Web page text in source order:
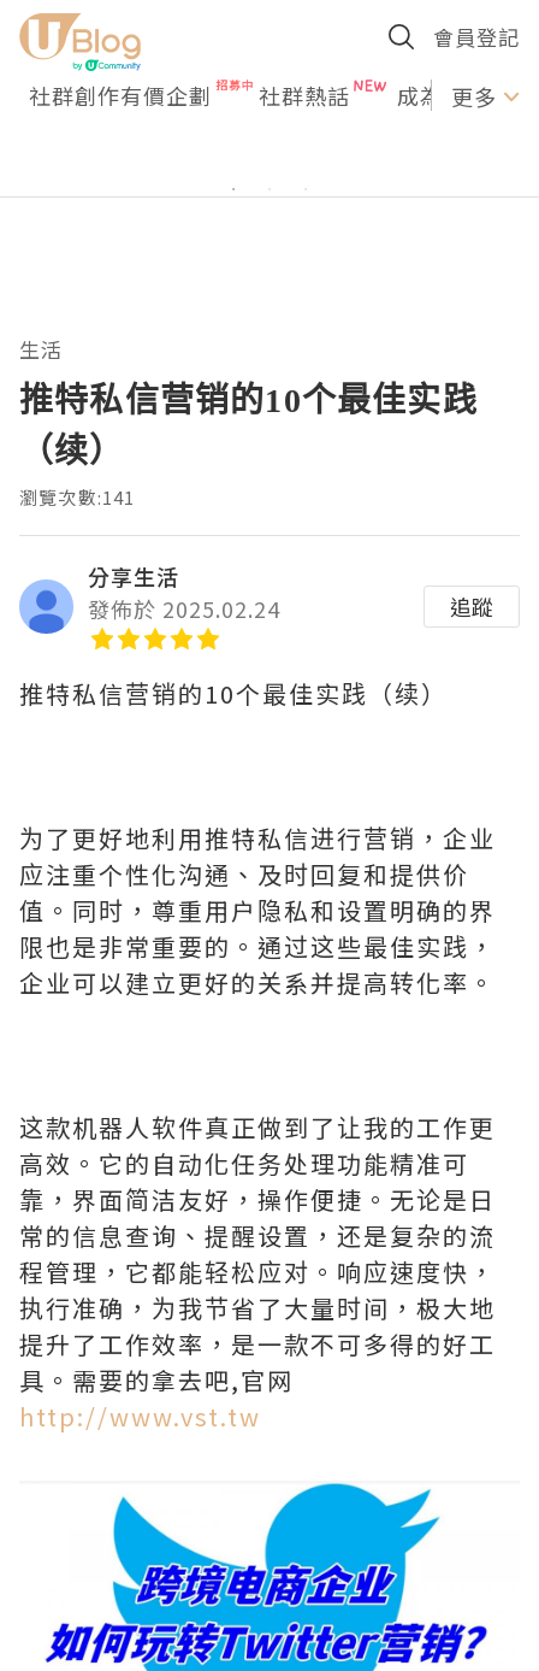
會員登記
社群創作有價企劃 社群熱話 成為U更多
生活
推特私信营销的10个最佳实践
（续）
瀏覽次數:141
分享生活
發佈於 2025.02.24
追蹤
推特私信营销的10个最佳实践（续）
为了更好地利用推特私信进行营销，企业
应注重个性化沟通、及时回复和提供价
值。同时，尊重用户隐私和设置明确的界
限也是非常重要的。通过这些最佳实践，
企业可以建立更好的关系并提高转化率。
这款机器人软件真正做到了让我的工作更
高效。它的自动化任务处理功能精准可
靠，界面简洁友好，操作便捷。无论是日
常的信息查询、提醒设置，还是复杂的流
程管理，它都能轻松应对。响应速度快，
执行准确，为我节省了大量时间，极大地
提升了工作效率，是一款不可多得的好工
具。需要的拿去吧,官网
http://www.vst.tw